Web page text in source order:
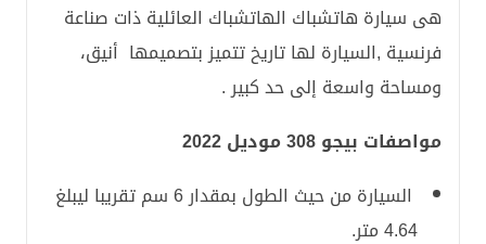
هى سيارة هاتشباك الهاتشباك العائلية ذات صناعة
فرنسية ,السيارة لها تاريخ تتميز بتصميمها أنيق،
ومساحة واسعة إلى حد كبير .
مواصفات بيجو 308 موديل 2022
السيارة من حيث الطول بمقدار 6 سم تقريبا ليبلغ
4.64 متر.